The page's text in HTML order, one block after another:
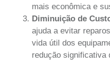
mais econômica e
Diminuição de
ajuda a evitar
vida útil dos
redução significativa